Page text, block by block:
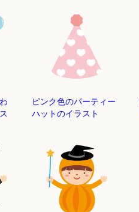
ピンク色のパーティー
ハットのイラスト